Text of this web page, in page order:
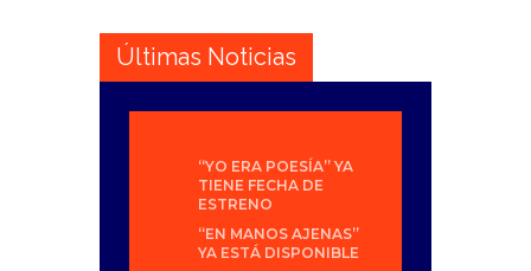
Últimas Noticias
“YO ERA POESÍA” YA
TIENE FECHA DE
ESTRENO
“EN MANOS AJENAS”
YA ESTÁ DISPONIBLE